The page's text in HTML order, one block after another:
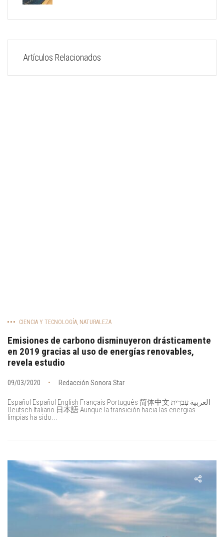
Artículos Relacionados
CIENCIA Y TECNOLOGÍA, NATURALEZA
Emisiones de carbono disminuyeron drásticamente
en 2019 gracias al uso de energías renovables,
revela estudio
09/03/2020 Redacción Sonora Star
Español Español English Français Português 简体中文 العربية עִבְרִית
Deutsch Italiano 日本語 Aunque la transición hacia las energias
limpias ha sido...